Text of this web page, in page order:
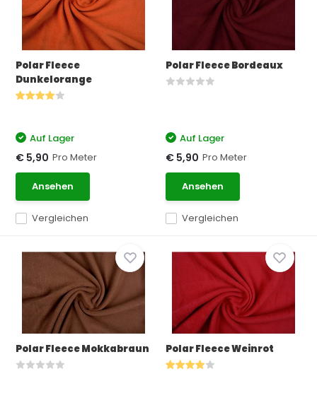
Polar Fleece
Dunkelorange
Vergleichen
Auf Lager
€ 5,90 Pro Meter
Ansehen
Polar Fleece Bordeaux
Vergleichen
Auf Lager
€ 5,90 Pro Meter
Ansehen
Polar Fleece Mokkabraun Polar Fleece Weinrot